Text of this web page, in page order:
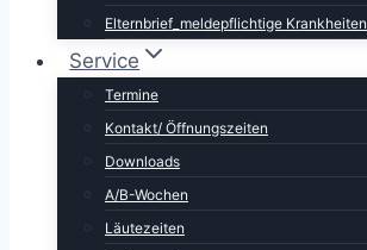
Elternbrief_meldepflichtige Krankheiten
Service
Termine
Kontakt/ Öffnungszeiten
Downloads
A/B-Wochen
Läutezeiten